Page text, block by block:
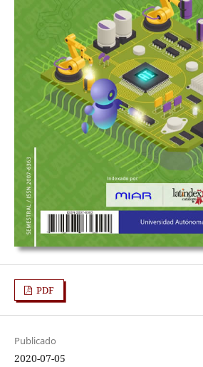
PDF
Publicado
2020-07-05